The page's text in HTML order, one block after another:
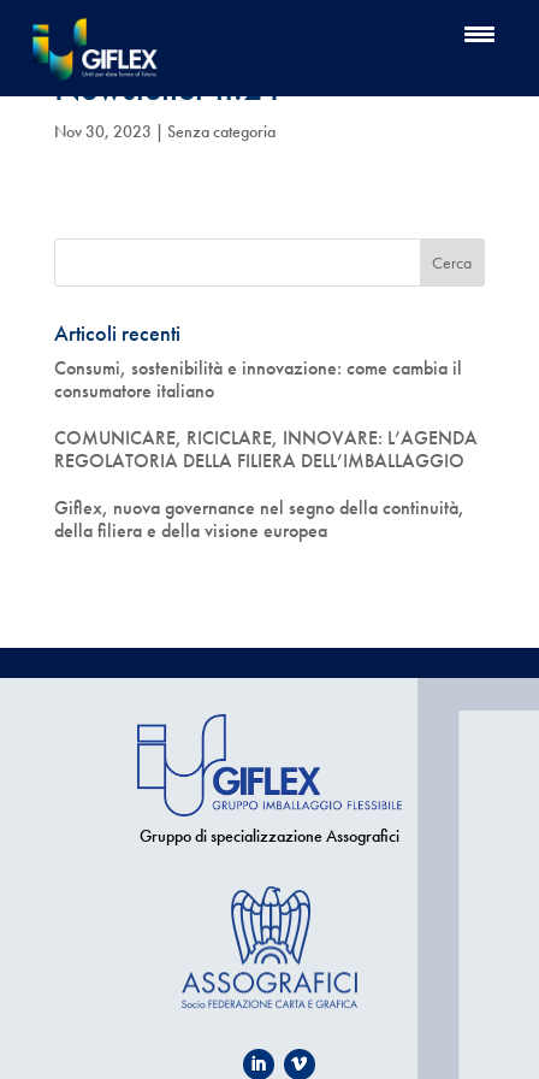
Newsletter n.21
Nov 30, 2023 | Senza categoria
Articoli recenti
Consumi, sostenibilità e innovazione: come cambia il
consumatore italiano
COMUNICARE, RICICLARE, INNOVARE: L’AGENDA
REGOLATORIA DELLA FILIERA DELL’IMBALLAGGIO
Giflex, nuova governance nel segno della continuità,
della filiera e della visione europea
Gruppo di specializzazione Assografici